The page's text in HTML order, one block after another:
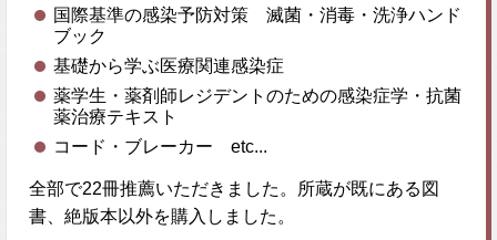
国際基準の感染予防対策 滅菌・消毒・洗浄ハンド
ブック
基礎から学ぶ医療関連感染症
薬学生・薬剤師レジデントのための感染症学・抗菌
薬治療テキスト
コード・ブレーカー etc...
全部で22冊推薦いただきました。所蔵が既にある図
書、絶版本以外を購入しました。